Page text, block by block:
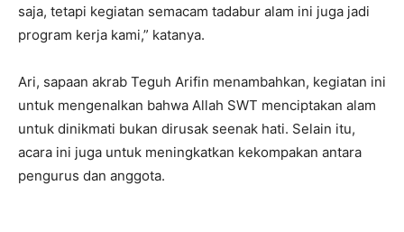
saja, tetapi kegiatan semacam tadabur alam ini juga jadi
program kerja kami,” katanya.
Ari, sapaan akrab Teguh Arifin menambahkan, kegiatan ini
untuk mengenalkan bahwa Allah SWT menciptakan alam
untuk dinikmati bukan dirusak seenak hati. Selain itu,
acara ini juga untuk meningkatkan kekompakan antara
pengurus dan anggota.